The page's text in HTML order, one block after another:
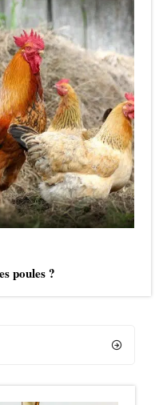
poules ?